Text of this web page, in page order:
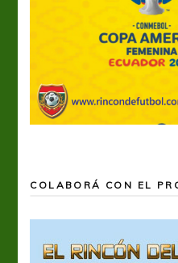
COLABORÁ CON EL